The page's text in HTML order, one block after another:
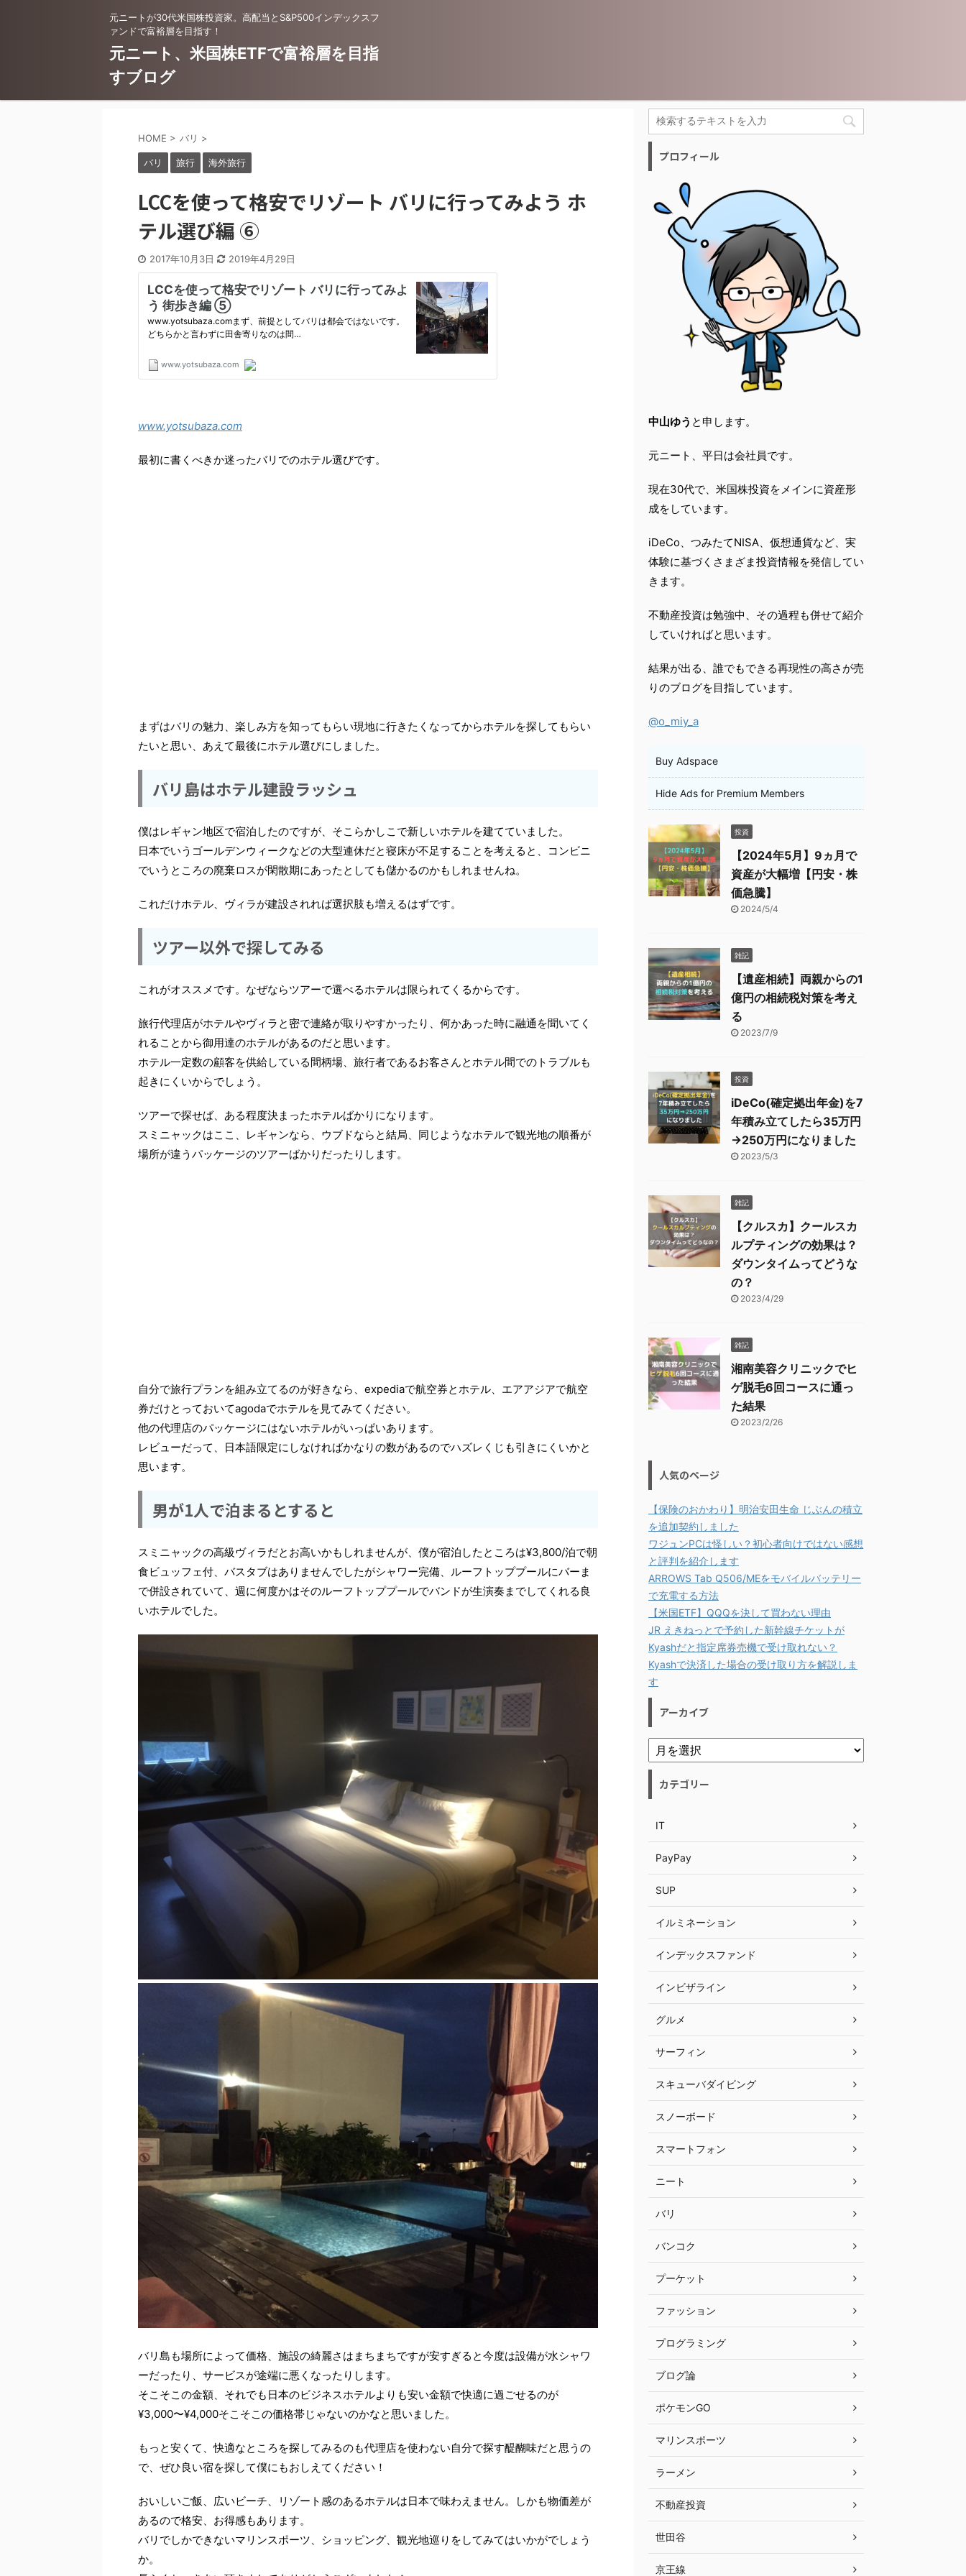
元ニートが30代米国株投資家。高配当とS&P500インデックスフ
ァンドで富裕層を目指す！
元ニート、米国株ETFで富裕層を目指
すブログ
HOME > バリ >
バリ 旅行 海外旅行
LCCを使って格安でリゾート バリに行ってみよう ホ
テル選び編 ⑥
2017年10月3日 2019年4月29日
www.yotsubaza.com
最初に書くべきか迷ったバリでのホテル選びです。
まずはバリの魅力、楽しみ方を知ってもらい現地に行きたくなってからホテルを探してもらい
たいと思い、あえて最後にホテル選びにしました。
バリ島はホテル建設ラッシュ
僕はレギャン地区で宿泊したのですが、そこらかしこで新しいホテルを建てていました。
日本でいうゴールデンウィークなどの大型連休だと寝床が不足することを考えると、コンビニ
でいうところの廃棄ロスが閑散期にあったとしても儲かるのかもしれませんね。
これだけホテル、ヴィラが建設されれば選択肢も増えるはずです。
ツアー以外で探してみる
これがオススメです。なぜならツアーで選べるホテルは限られてくるからです。
旅行代理店がホテルやヴィラと密で連絡が取りやすかったり、何かあった時に融通を聞いてく
れることから御用達のホテルがあるのだと思います。
ホテル一定数の顧客を供給している間柄場、旅行者であるお客さんとホテル間でのトラブルも
起きにくいからでしょう。
ツアーで探せば、ある程度決まったホテルばかりになります。
スミニャックはここ、レギャンなら、ウブドならと結局、同じようなホテルで観光地の順番が
場所が違うパッケージのツアーばかりだったりします。
自分で旅行プランを組み立てるのが好きなら、expediaで航空券とホテル、エアアジアで航空
券だけとっておいてagodaでホテルを見てみてください。
他の代理店のパッケージにはないホテルがいっぱいあります。
レビューだって、日本語限定にしなければかなりの数があるのでハズレくじも引きにくいかと
思います。
男が1人で泊まるとすると
スミニャックの高級ヴィラだとお高いかもしれませんが、僕が宿泊したところは¥3,800/泊で朝
食ビュッフェ付、バスタブはありませんでしたがシャワー完備、ルーフトッププールにバーま
で併設されていて、週に何度かはそのルーフトッププールでバンドが生演奏までしてくれる良
いホテルでした。
バリ島も場所によって価格、施設の綺麗さはまちまちですが安すぎると今度は設備が水シャワ
ーだったり、サービスが途端に悪くなったりします。
そこそこの金額、それでも日本のビジネスホテルよりも安い金額で快適に過ごせるのが
¥3,000〜¥4,000そこそこの価格帯じゃないのかなと思いました。
もっと安くて、快適なところを探してみるのも代理店を使わない自分で探す醍醐味だと思うの
で、ぜひ良い宿を探して僕にもおしえてください！
おいしいご飯、広いビーチ、リゾート感のあるホテルは日本で味わえません。しかも物価差が
あるので格安、お得感もあります。
バリでしかできないマリンスポーツ、ショッピング、観光地巡りをしてみてはいかがでしょう
か。
プロフィール
中山ゆう と申します。
元ニート、平日は会社員です。
現在30代で、米国株投資をメインに資産形
成をしています。
iDeCo、つみたてNISA、仮想通貨など、実
体験に基づくさまざま投資情報を発信してい
きます。
不動産投資は勉強中、その過程も併せて紹介
していければと思います。
結果が出る、誰でもできる再現性の高さが売
りのブログを目指しています。
@o_miy_a
Buy Adspace
Hide Ads for Premium Members
投資
【2024年5月】9ヵ月で
資産が大幅増【円安・株
価急騰】
2024/5/4
雑記
【遺産相続】両親からの1
億円の相続税対策を考え
る
2023/7/9
投資
iDeCo(確定拠出年金)を7
年積み立てしたら35万円
→250万円になりました
2023/5/3
雑記
【クルスカ】クールスカ
ルプティングの効果は？
ダウンタイムってどうな
の？
2023/4/29
雑記
湘南美容クリニックでヒ
ゲ脱毛6回コースに通っ
た結果
2023/2/26
人気のページ
【保険のおかわり】明治安田生命 じぶんの積立
を追加契約しました
ワジュンPCは怪しい？初心者向けではない感想
と評判を紹介します
ARROWS Tab Q506/MEをモバイルバッテリー
で充電する方法
【米国ETF】QQQを決して買わない理由
JR えきねっとで予約した新幹線チケットが
Kyashだと指定席券売機で受け取れない？
Kyashで決済した場合の受け取り方を解説しま
す
アーカイブ
カテゴリー
IT
PayPay
SUP
イルミネーション
インデックスファンド
インビザライン
グルメ
サーフィン
スキューバダイビング
スノーボード
スマートフォン
ニート
バリ
バンコク
プーケット
ファッション
プログラミング
ブログ論
ポケモンGO
マリンスポーツ
ラーメン
不動産投資
世田谷
京王線